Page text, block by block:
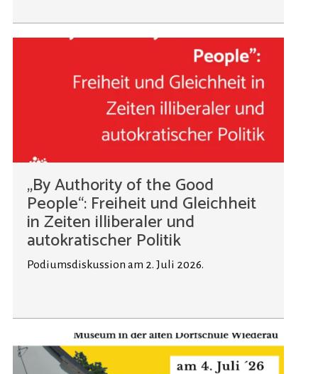
„By Authority of the Good
People“: Freiheit und Gleichheit
in Zeiten illiberaler und
autokratischer Politik
Podiumsdiskussion am 2. Juli 2026.